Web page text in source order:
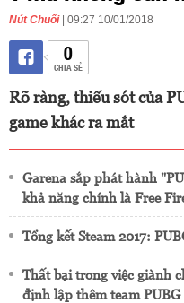
Nút Chuối | 09:27 10/01/2018
0
CHIA SẺ
Rõ ràng, thiếu sót của
game khác ra mắt
Garena sắp phát hành
khả năng chính là Free
Tổng kết Steam 2017:
Thất bại trong việc giành
định lập thêm team PUBG